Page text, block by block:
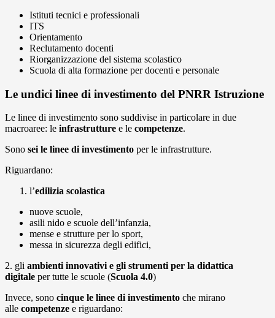
Istituti tecnici e professionali
ITS
Orientamento
Reclutamento docenti
Riorganizzazione del sistema scolastico
Scuola di alta formazione per docenti e personale
Le undici linee di investimento del PNRR Istruzione
Le linee di investimento sono suddivise in particolare in due
macroaree: le infrastrutture e le competenze.
Sono sei le linee di investimento per le infrastrutture.
Riguardano:
l’edilizia scolastica
nuove scuole,
asili nido e scuole dell’infanzia,
mense e strutture per lo sport,
messa in sicurezza degli edifici,
2. gli ambienti innovativi e gli strumenti per la didattica
digitale per tutte le scuole (Scuola 4.0)
Invece, sono cinque le linee di investimento che mirano
alle competenze e riguardano: